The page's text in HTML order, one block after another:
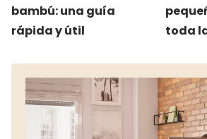
bambú: una guía
rápida y útil
toda